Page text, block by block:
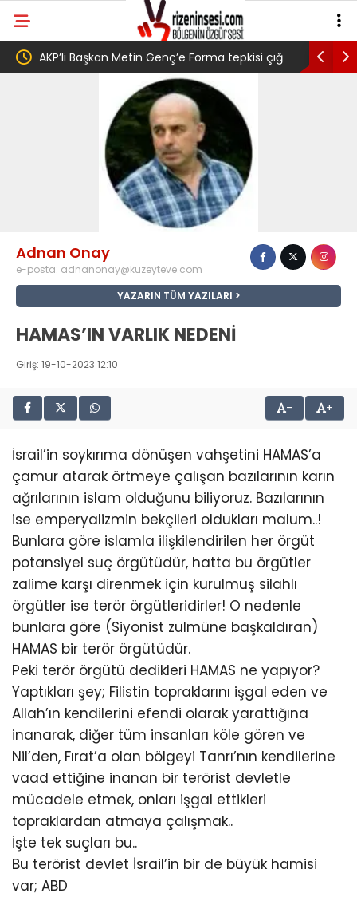
Metin Genç’e Forma tepkisi çığ
Ilgın Ela adlı yurttaş ise ” Genç,
toprağını satarak
6.661 forma almış” dedi
Salah transferi sonrası
belediye başkanına
Adnan Onay
e-posta: adnanonay@kuzeyteve.com
YAZARIN TÜM YAZILARI
HAMAS’IN VARLIK NEDENİ
Giriş: 19-10-2023 12:10
- +
İsrail’in soykırıma dönüşen vahşetini HAMAS’a
çamur atarak örtmeye çalışan bazılarının karın
ağrılarının islam olduğunu biliyoruz. Bazılarının
ise emperyalizmin bekçileri oldukları malum..!
Bunlara göre islamla ilişkilendirilen her örgüt
potansiyel suç örgütüdür, hatta bu örgütler
zalime karşı direnmek için kurulmuş silahlı
örgütler ise terör örgütleridirler! O nedenle
bunlara göre (Siyonist zulmüne başkaldıran)
HAMAS bir terör örgütüdür.
Peki terör örgütü dedikleri HAMAS ne yapıyor?
Yaptıkları şey; Filistin topraklarını işgal eden ve
Allah’ın kendilerini efendi olarak yarattığına
inanarak, diğer tüm insanları köle gören ve
Nil’den, Fırat’a olan bölgeyi Tanrı’nın kendilerine
vaad ettiğine inanan bir terörist devletle
mücadele etmek, onları işgal ettikleri
topraklardan atmaya çalışmak..
İşte tek suçları bu..
Bu terörist devlet İsrail’in bir de büyük hamisi
var; ABD